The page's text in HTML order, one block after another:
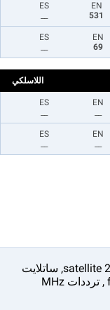
EN
531
ES
EN
69
ES
اللاسلكي
EN
ES
EN
ES